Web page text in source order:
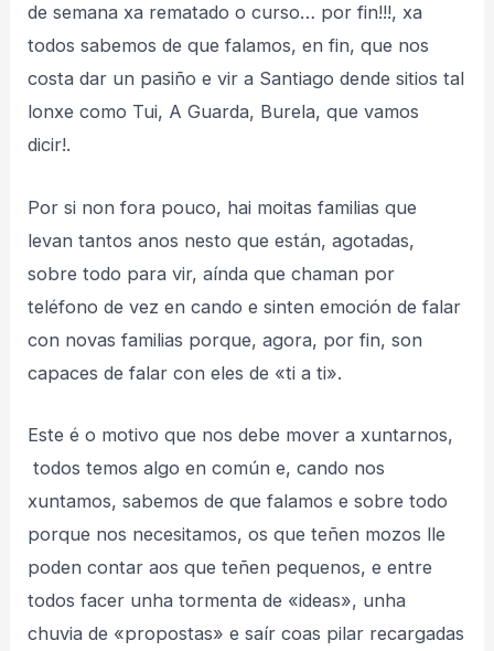
de semana xa rematado o curso… por fin!!!, xa
todos sabemos de que falamos, en fin, que nos
costa dar un pasiño e vir a Santiago dende sitios tal
lonxe como Tui, A Guarda, Burela, que vamos
dicir!.
Por si non fora pouco, hai moitas familias que
levan tantos anos nesto que están, agotadas,
sobre todo para vir, aínda que chaman por
teléfono de vez en cando e sinten emoción de falar
con novas familias porque, agora, por fin, son
capaces de falar con eles de «ti a ti».
Este é o motivo que nos debe mover a xuntarnos,
todos temos algo en común e, cando nos
xuntamos, sabemos de que falamos e sobre todo
porque nos necesitamos, os que teñen mozos lle
poden contar aos que teñen pequenos, e entre
todos facer unha tormenta de «ideas», unha
chuvia de «propostas» e saír coas pilar recargadas